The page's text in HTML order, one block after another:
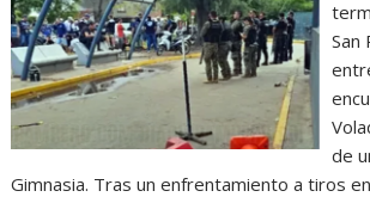
San
de
Gimnasia. Tras un enfrentamiento a tiros